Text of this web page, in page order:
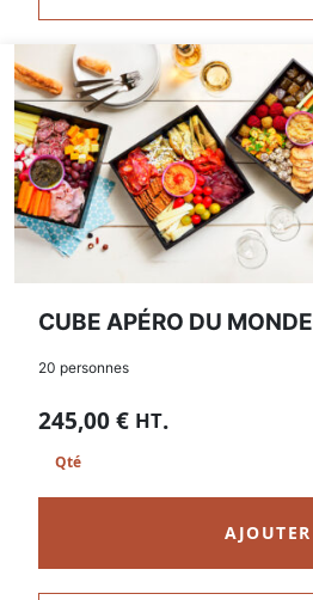
CUBE APÉRO DU MONDE
20 personnes
245,00€ HT.
AJOUTER